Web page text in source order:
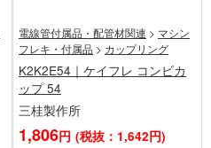
電線管付属品・配管材関連 > マシン
フレキ・付属品 > カップリング
K2K2E54｜ケイフレ コンビカ
ップ 54
三桂製作所
1,806円 (税抜：1,642円)